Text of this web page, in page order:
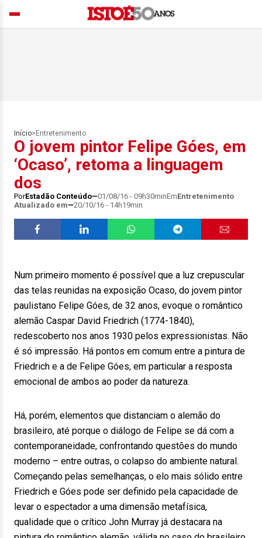
Início> Entretenimento
O jovem pintor Felipe Góes, em
‘Ocaso’, retoma a linguagem
dos
PorEstadão Conteúdo 01/08/16 - 09h30minEmEntretenimento
Atualizado em
20/10/16 - 14h19min
Num primeiro momento é possível que a luz crepuscular
das telas reunidas na exposição Ocaso, do jovem pintor
paulistano Felipe Góes, de 32 anos, evoque o romântico
alemão Caspar David Friedrich (1774-1840),
redescoberto nos anos 1930 pelos expressionistas. Não
é só impressão. Há pontos em comum entre a pintura de
Friedrich e a de Felipe Góes, em particular a resposta
emocional de ambos ao poder da natureza.
Há, porém, elementos que distanciam o alemão do
brasileiro, até porque o diálogo de Felipe se dá com a
contemporaneidade, confrontando questões do mundo
moderno – entre outras, o colapso do ambiente natural.
Começando pelas semelhanças, o elo mais sólido entre
Friedrich e Góes pode ser definido pela capacidade de
levar o espectador a uma dimensão metafísica,
qualidade que o crítico John Murray já destacara na